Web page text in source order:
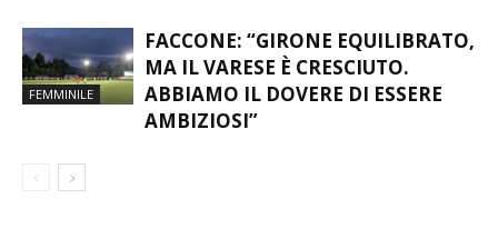
FEMMINILE
FACCONE: “GIRONE EQUILIBRATO,
MA IL VARESE È CRESCIUTO.
ABBIAMO IL DOVERE DI ESSERE
AMBIZIOSI”